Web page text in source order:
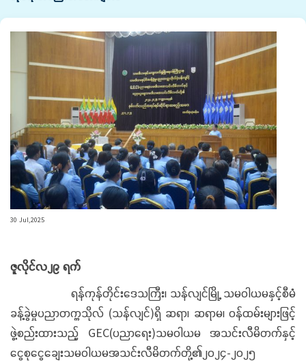
30 Jul,2025
ဇူလိုင်လ၂၉ ရက်
ရန်ကုန်တိုင်းဒေသကြီး၊ သန်လျင်မြို့ သမဝါယမနှင့်စီမံ
ခန့်ခွဲမှုပညာတက္ကသိုလ် (သန်လျင်)ရှိ ဆရာ၊ ဆရာမ၊ ဝန်ထမ်းများဖြင့်
ဖွဲ့စည်းထားသည့် GEC(ပညာရေး)သမဝါယမ အသင်းလီမိတက်နှင့်
ငွေစုငွေချေးသမဝါယမအသင်းလီမိတက်တို့၏၂၀၂၄-၂၀၂၅